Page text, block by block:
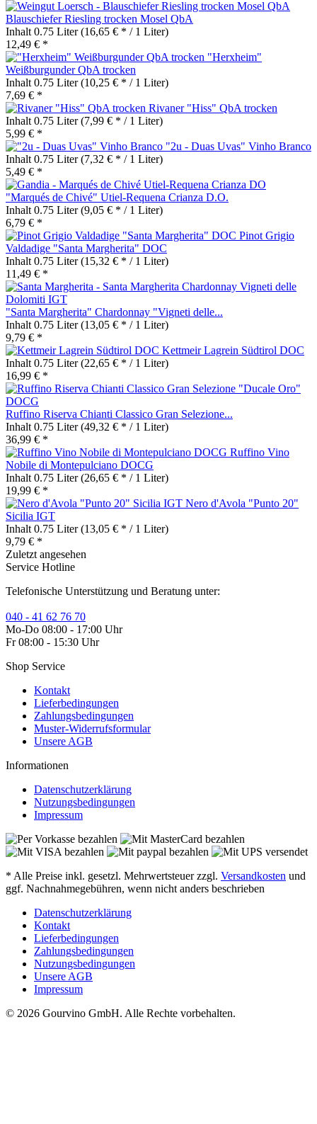
Blauschiefer Riesling trocken Mosel QbA
Inhalt 0.75 Liter(16,65 € * / 1 Liter)
12,49 € *
"Herxheim"
Weißburgunder QbA trocken
Inhalt 0.75 Liter(10,25 € * / 1 Liter)
7,69 € *
Rivaner "Hiss" QbA trocken
Inhalt 0.75 Liter(7,99 € * / 1 Liter)
5,99 € *
"2u - Duas Uvas" Vinho Branco
Inhalt 0.75 Liter(7,32 € * / 1 Liter)
5,49 € *
"Marqués de Chivé" Utiel-Requena Crianza D.O.
Inhalt 0.75 Liter(9,05 € * / 1 Liter)
6,79 € *
Pinot Grigio
Valdadige "Santa Margherita" DOC
Inhalt 0.75 Liter(15,32 € * / 1 Liter)
11,49 € *
"Santa Margherita" Chardonnay "Vigneti delle...
Inhalt 0.75 Liter(13,05 € * / 1 Liter)
9,79 € *
Kettmeir Lagrein Südtirol DOC
Inhalt 0.75 Liter(22,65 € * / 1 Liter)
16,99 € *
Ruffino Riserva Chianti Classico Gran Selezione...
Inhalt 0.75 Liter(49,32 € * / 1 Liter)
36,99 € *
Ruffino Vino
Nobile di Montepulciano DOCG
Inhalt 0.75 Liter(26,65 € * / 1 Liter)
19,99 € *
Nero d'Avola "Punto 20"
Sicilia IGT
Inhalt 0.75 Liter(13,05 € * / 1 Liter)
9,79 € *
Zuletzt angesehen
Service Hotline
Telefonische Unterstützung und Beratung unter:
040 - 41 62 76 70
Mo-Do 08:00 - 17:00 Uhr
Fr 08:00 - 15:30 Uhr
Shop Service
Kontakt
Lieferbedingungen
Zahlungsbedingungen
Muster-Widerrufsformular
Unsere AGB
Informationen
Datenschutzerklärung
Nutzungsbedingungen
Impressum
* Alle Preise inkl. gesetzl. Mehrwertsteuer zzgl. Versandkosten und
ggf. Nachnahmegebühren, wenn nicht anders beschrieben
Datenschutzerklärung
Kontakt
Lieferbedingungen
Zahlungsbedingungen
Nutzungsbedingungen
Unsere AGB
Impressum
© 2026 Gourvino GmbH. Alle Rechte vorbehalten.